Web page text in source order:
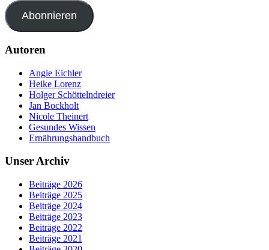
Abonnieren
Autoren
Angie Eichler
Heike Lorenz
Holger Schöttelndreier
Jan Bockholt
Nicole Theinert
Gesundes Wissen
Ernährungshandbuch
Unser Archiv
Beiträge 2026
Beiträge 2025
Beiträge 2024
Beiträge 2023
Beiträge 2022
Beiträge 2021